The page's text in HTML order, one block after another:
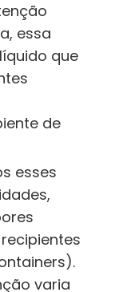
essa
que
de
esses
varia